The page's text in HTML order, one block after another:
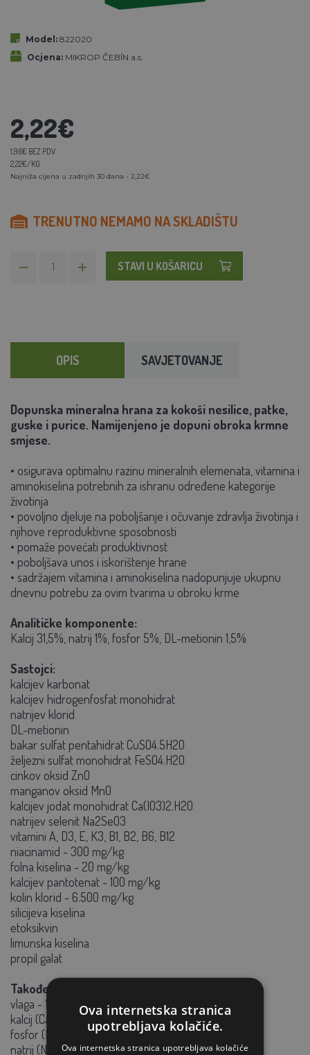
Model: 822020
Ocjena: MIKROP ČEBÍN a.s.
2,22€
1,96€ BEZ PDV
2,22€/KG
Najniža cijena u zadnjih 30 dana - 2,22€
TRENUTNO NEMAMO NA SKLADIŠTU
STAVI U KOŠARICU
OPIS SAVJETOVANJE
Dopunska mineralna hrana za kokoši nesilice, patke,
guske i purice. Namijenjeno je dopuni obroka krmne
smjese.
• osigurava optimalnu razinu mineralnih elemenata, vitamina i
aminokiselina potrebnih za ishranu određene kategorije
životinja
• povoljno djeluje na poboljšanje i očuvanje zdravlja životinja i
njihove reproduktivne sposobnosti
• pomaže povećati produktivnost
• poboljšava unos i iskorištenje hrane
• sadržajem vitamina i aminokiselina nadopunjuje ukupnu
dnevnu potrebu za ovim tvarima u obroku krme
Analitičke komponente:
Kalcij 31,5%, natrij 1%, fosfor 5%, DL-metionin 1,5%
Sastojci:
kalcijev karbonat
kalcijev hidrogenfosfat monohidrat
natrijev klorid
DL-metionin
bakar sulfat pentahidrat CuSO4.5H2O
željezni sulfat monohidrat FeSO4.H2O
cinkov oksid ZnO
manganov oksid MnO
kalcijev jodat monohidrat Ca(IO3)2.H2O
natrijev selenit Na2SeO3
vitamini A, D3, E, K3, B1, B2, B6, B12
niacinamid - 300 mg/kg
folna kiselina - 20 mg/kg
kalcijev pantotenat - 100 mg/kg
kolin klorid - 6.500 mg/kg
silicijeva kiselina
etoksikvin
limunska kiselina
propil galat
Također sadrži:
vlaga - 10%
kalcij (Ca) - 320 g/kg
fosfor (P) - 50 g/kg
natrij (Na) - 10 g/kg
Ova internetska stranica
upotrebljava kolačiće.
Ova internetska stranica upotrebljava kolačiće